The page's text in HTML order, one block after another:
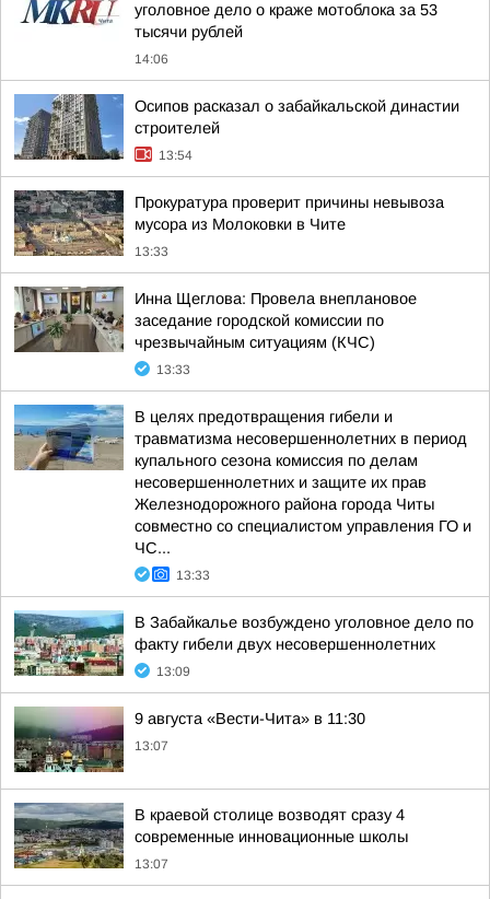
уголовное дело о краже мотоблока за 53
тысячи рублей
14:06
Осипов расказал о забайкальской династии
строителей
13:54
Прокуратура проверит причины невывоза
мусора из Молоковки в Чите
13:33
Инна Щеглова: Провела внеплановое
заседание городской комиссии по
чрезвычайным ситуациям (КЧС)
13:33
В целях предотвращения гибели и
травматизма несовершеннолетних в период
купального сезона комиссия по делам
несовершеннолетних и защите их прав
Железнодорожного района города Читы
совместно со специалистом управления ГО и
ЧС...
13:33
В Забайкалье возбуждено уголовное дело по
факту гибели двух несовершеннолетних
13:09
9 августа «Вести-Чита» в 11:30
13:07
В краевой столице возводят сразу 4
современные инновационные школы
13:07